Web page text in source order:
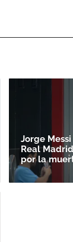
Jorge
Real
por la